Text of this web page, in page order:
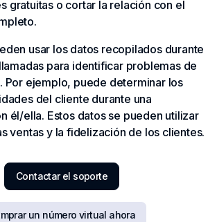
gratuitas o cortar la relación con el
usar los datos recopilados durante
para identificar problemas de
Por ejemplo, puede determinar los
del cliente durante una
él/ella. Estos datos se pueden utilizar
ventas y la fidelización de los clientes.
Contactar el soporte
un número virtual ahora